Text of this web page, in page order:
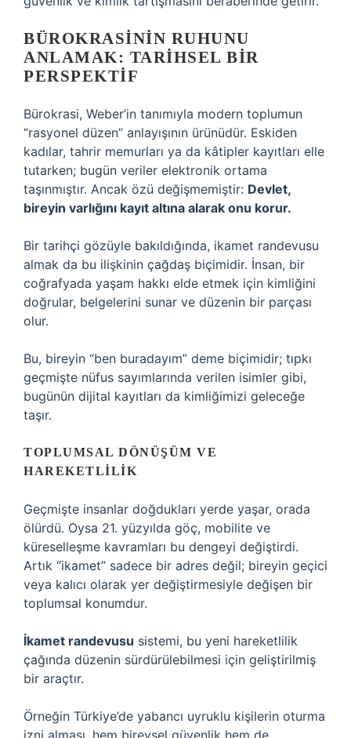
BÜROKRASININ RUHUNU
ANLAMAK: TARIHSEL BIR
PERSPEKTIF
Bürokrasi, Weber’in tanımıyla modern toplumun
“rasyonel düzen” anlayışının ürünüdür. Eskiden
kadılar, tahrir memurları ya da kâtipler kayıtları elle
tutarken; bugün veriler elektronik ortama
taşınmıştır. Ancak özü değişmemiştir: Devlet,
bireyin varlığını kayıt altına alarak onu korur.
Bir tarihçi gözüyle bakıldığında, ikamet randevusu
almak da bu ilişkinin çağdaş biçimidir. İnsan, bir
coğrafyada yaşam hakkı elde etmek için kimliğini
doğrular, belgelerini sunar ve düzenin bir parçası
olur.
Bu, bireyin “ben buradayım” deme biçimidir; tıpkı
geçmişte nüfus sayımlarında verilen isimler gibi,
bugünün dijital kayıtları da kimliğimizi geleceğe
taşır.
TOPLUMSAL DÖNÜŞÜM VE
HAREKETLILIK
Geçmişte insanlar doğdukları yerde yaşar, orada
ölürdü. Oysa 21. yüzyılda göç, mobilite ve
küreselleşme kavramları bu dengeyi değiştirdi.
Artık “ikamet” sadece bir adres değil; bireyin geçici
veya kalıcı olarak yer değiştirmesiyle değişen bir
toplumsal konumdur.
İkamet randevusu sistemi, bu yeni hareketlilik
çağında düzenin sürdürülebilmesi için geliştirilmiş
bir araçtır.
Örneğin Türkiye’de yabancı uyruklu kişilerin oturma
izni alması, hem bireysel güvenlik hem de